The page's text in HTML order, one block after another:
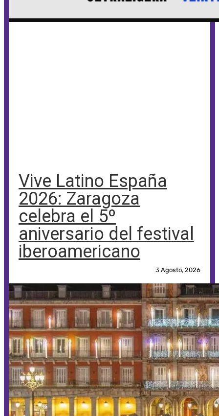
Vive Latino España
2026: Zaragoza
celebra el 5º
aniversario del festival
iberoamericano
3 Agosto, 2026